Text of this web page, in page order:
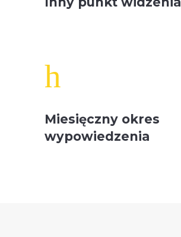
h
Miesięczny okres
wypowiedzenia